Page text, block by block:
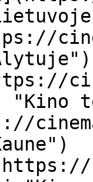
"Kino